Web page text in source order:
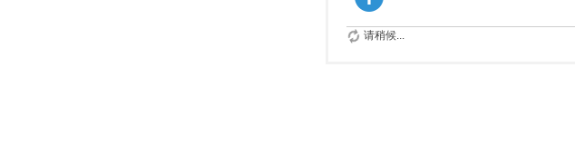
请稍候...